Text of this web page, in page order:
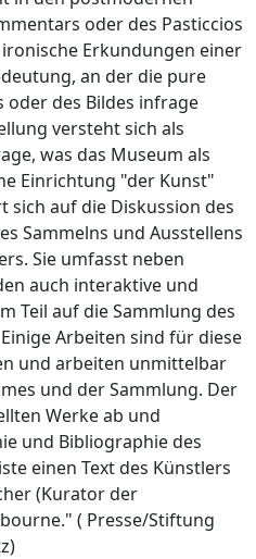
oder des Pasticcios
Erkundungen einer
an der die pure
des Bildes infrage
versteht sich als
was das Museum als
Einrichtung "der Kunst"
auf die Diskussion des
Sammelns und Ausstellens
Sie umfasst neben
auch interaktive und
Teil auf die Sammlung des
Arbeiten sind für diese
und arbeiten unmittelbar
und der Sammlung. Der
Werke ab und
und Bibliographie des
einen Text des Künstlers
(Kurator der
( Presse/Stiftung